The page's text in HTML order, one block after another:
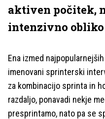
aktiven počitek,
intenzivno obliko
Ena izmed
imenovani sprinterski
za kombinacijo sprinta in
razdaljo, ponavadi nekje
presprintamo, nato pa se